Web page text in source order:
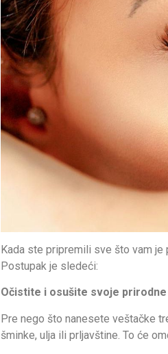
Kada ste pripremili sve što vam
Postupak je sledeći:
Očistite i osušite svoje
Pre nego što nanesete veštačke
šminke, ulja ili prljavštine. To će